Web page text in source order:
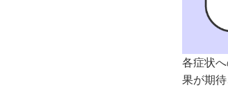
各症状
果が期